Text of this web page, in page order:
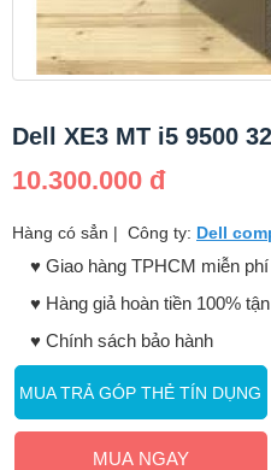
Dell XE3 MT i5 9500
10.300.000 đ
Hàng có sẳn | Công ty: Dell
♥️ Giao hàng TPHCM miễn
♥️ Hàng giả hoàn tiền 100%
♥️ Chính sách bảo hành
MUA TRẢ GÓP THẺ TÍN DỤNG
MUA NGAY